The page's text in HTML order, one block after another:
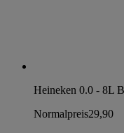
Heineken 0.0 - 8L
Normalpreis29,90